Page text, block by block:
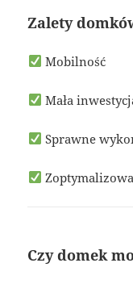
Zalety
Mobilność
Mała
Sprawne
Czy domek